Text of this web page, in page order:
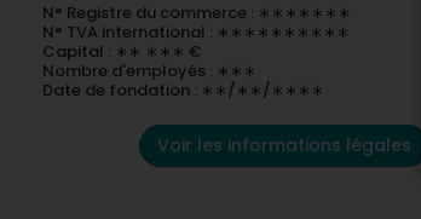
N° Registre du commerce : ∗∗∗∗∗∗∗
N° TVA international : ∗∗∗∗∗∗∗∗∗∗
Capital : ∗∗ ∗∗∗ €
Nombre d'employés : ∗∗∗
Date de fondation : ∗∗/∗∗/∗∗∗∗
Voir les informations légales